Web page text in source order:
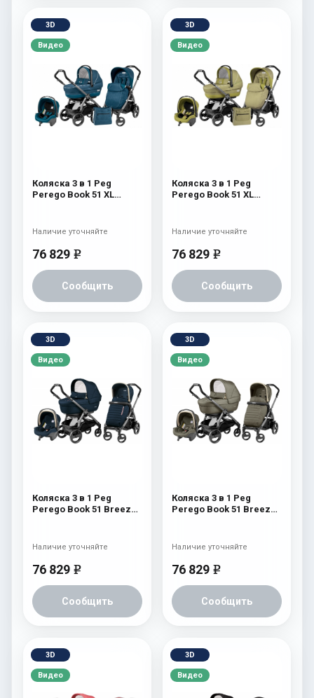
3D
Видео
Коляска 3 в 1 Peg
Perego Book 51 XL
Pop-Up Completo,
76 829 e
Сообщить
Наличие уточняйте
3D
Видео
Коляска 3 в 1 Peg
Perego Book 51 XL
Pop-Up Completo,
76 829 e
Сообщить
Наличие уточняйте
3D
Видео
Коляска 3 в 1 Peg
Perego Book 51 Breeze
76 829 e
Сообщить
Наличие уточняйте
3D
Видео
Коляска 3 в 1 Peg
Perego Book 51 Breeze
76 829 e
Сообщить
Наличие уточняйте
3D
Видео
3D
Видео